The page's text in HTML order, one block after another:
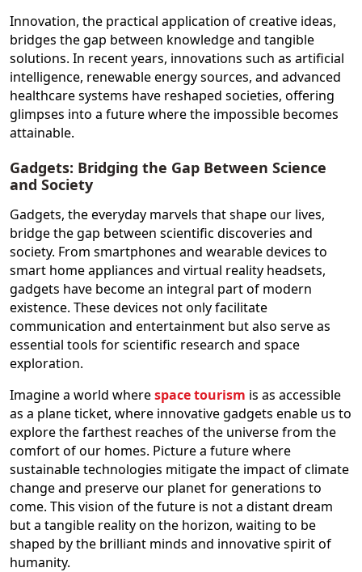
Innovation, the practical application of creative ideas,
bridges the gap between knowledge and tangible
solutions. In recent years, innovations such as artificial
intelligence, renewable energy sources, and advanced
healthcare systems have reshaped societies, offering
glimpses into a future where the impossible becomes
attainable.
Gadgets: Bridging the Gap Between Science
and Society
Gadgets, the everyday marvels that shape our lives,
bridge the gap between scientific discoveries and
society. From smartphones and wearable devices to
smart home appliances and virtual reality headsets,
gadgets have become an integral part of modern
existence. These devices not only facilitate
communication and entertainment but also serve as
essential tools for scientific research and space
exploration.
Imagine a world wherespace tourism is as accessible
as a plane ticket, where innovative gadgets enable us to
explore the farthest reaches of the universe from the
comfort of our homes. Picture a future where
sustainable technologies mitigate the impact of climate
change and preserve our planet for generations to
come. This vision of the future is not a distant dream
but a tangible reality on the horizon, waiting to be
shaped by the brilliant minds and innovative spirit of
humanity.